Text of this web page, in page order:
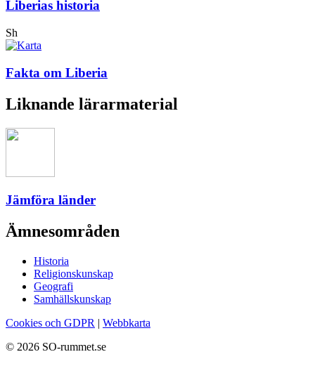
Liberias historia
Sh
Fakta om Liberia
Liknande lärarmaterial
Jämföra länder
Ämnesområden
Historia
Religionskunskap
Geografi
Samhällskunskap
Cookies och GDPR | Webbkarta
© 2026 SO-rummet.se